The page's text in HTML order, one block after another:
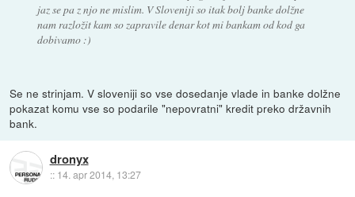
jaz se pa z njo ne mislim. V Sloveniji so itak bolj banke dolžne
nam razložit kam so zapravile denar kot mi bankam od kod ga
dobivamo :)
Se ne strinjam. V sloveniji so vse dosedanje vlade in banke dolžne
pokazat komu vse so podarile "nepovratni" kredit preko državnih
bank.
dronyx
:: 14. apr 2014, 13:27